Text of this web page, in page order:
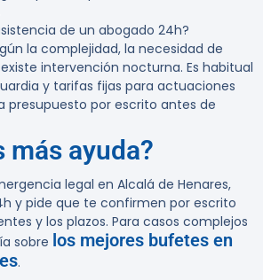
de un abogado 24h?
la complejidad, la necesidad de
intervención nocturna. Es habitual
y tarifas fijas para actuaciones
presupuesto por escrito antes de
más ayuda?
legal en Alcalá de Henares,
y pide que te confirmen por escrito
y los plazos. Para casos complejos
sobre los mejores bufetes en
.